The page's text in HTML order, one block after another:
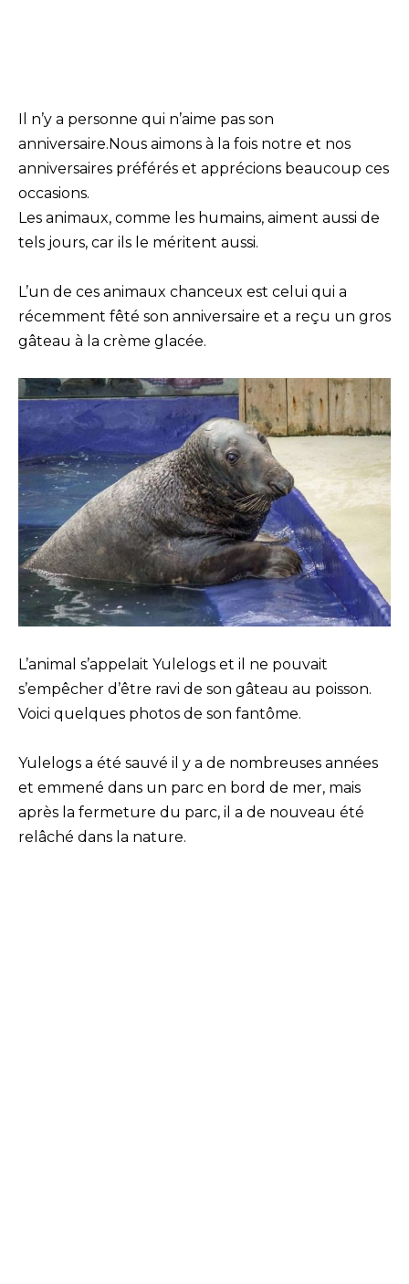
Il n’y a personne qui n’aime pas son
anniversaire.Nous aimons à la fois notre et nos
anniversaires préférés et apprécions beaucoup ces
occasions.
Les animaux, comme les humains, aiment aussi de
tels jours, car ils le méritent aussi.
L’un de ces animaux chanceux est celui qui a
récemment fêté son anniversaire et a reçu un gros
gâteau à la crème glacée.
L’animal s’appelait Yulelogs et il ne pouvait
s’empêcher d’être ravi de son gâteau au poisson.
Voici quelques photos de son fantôme.
Yulelogs a été sauvé il y a de nombreuses années
et emmené dans un parc en bord de mer, mais
après la fermeture du parc, il a de nouveau été
relâché dans la nature.